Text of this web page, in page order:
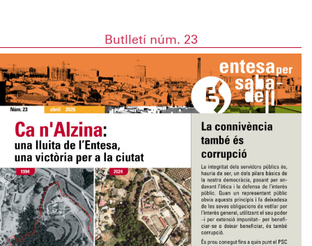
Butlletí núm. 23